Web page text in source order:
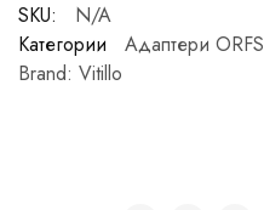
SKU:
N/A
Категории
Адаптери ORFS
Brand: Vitillo